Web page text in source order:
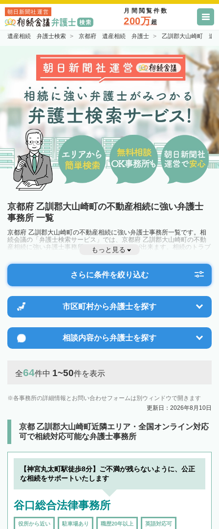
朝日新聞社運営 月間閲覧件数
200万超
遺産相続 弁護士検索 京都府 遺産相続 弁護士 乙訓郡大山崎町 遺
京都府 乙訓郡大山崎町の不動産相続に強い弁護士
事務所 一覧
京都府 乙訓郡大山崎町の不動産相続に強い弁護士事務所一覧です。相
続会議の「弁護士検索サービス」では、京都府 乙訓郡大山崎町の不動
産相続に強い弁護士事務所を一覧で見ることが出来ます。相続のトラブ
ルやお悩みを抱えている方は一度近隣の弁護士に相談してみましょう。
もっと見る
さらに条件を絞り込む
市区町村から弁護士を探す
相談内容から弁護士を探す
全64件中 1~50件を表示
各事務所の詳細情報とお問い合わせフォームは別ウィンドウで開きます
更新日：2026年8月10日
京都 乙訓郡大山崎町近隣エリア・全国オンライン対応
可で相続対応可能な弁護士事務所
【神宮丸太町駅徒歩8分】ご不満が残らないように、公正
な相続をサポートいたします
谷口総合法律事務所
役所から近い 駐車場あり 職歴20年以上 英語対応可